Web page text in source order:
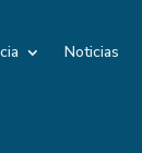
Noticias